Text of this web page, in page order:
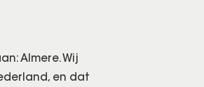
Almere. Wij
en dat